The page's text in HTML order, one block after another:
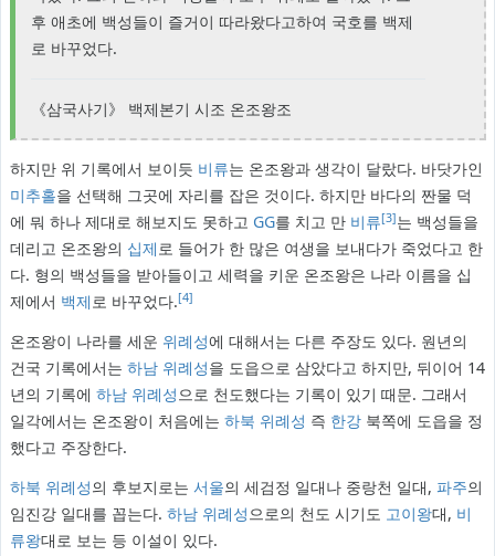
후 애초에 백성들이 즐거이 따라왔다고하여 국호를 백제
로 바꾸었다.
《삼국사기》 백제본기 시조 온조왕조
하지만 위 기록에서 보이듯 비류는 온조왕과 생각이 달랐다. 바닷가인
미추홀을 선택해 그곳에 자리를 잡은 것이다. 하지만 바다의 짠물 덕
에 뭐 하나 제대로 해보지도 못하고 GG를 치고 만 비류[3]는 백성들을
데리고 온조왕의 십제로 들어가 한 많은 여생을 보내다가 죽었다고 한
다. 형의 백성들을 받아들이고 세력을 키운 온조왕은 나라 이름을 십
제에서 백제로 바꾸었다.[4]
온조왕이 나라를 세운 위례성에 대해서는 다른 주장도 있다. 원년의
건국 기록에서는 하남 위례성을 도읍으로 삼았다고 하지만, 뒤이어 14
년의 기록에 하남 위례성으로 천도했다는 기록이 있기 때문. 그래서
일각에서는 온조왕이 처음에는 하북 위례성 즉 한강북쪽에 도읍을 정
했다고 주장한다.
하북 위례성의 후보지로는 서울의 세검정 일대나 중랑천 일대, 파주의
임진강 일대를 꼽는다. 하남 위례성으로의 천도 시기도 고이왕대, 비
류왕대로 보는 등 이설이 있다.